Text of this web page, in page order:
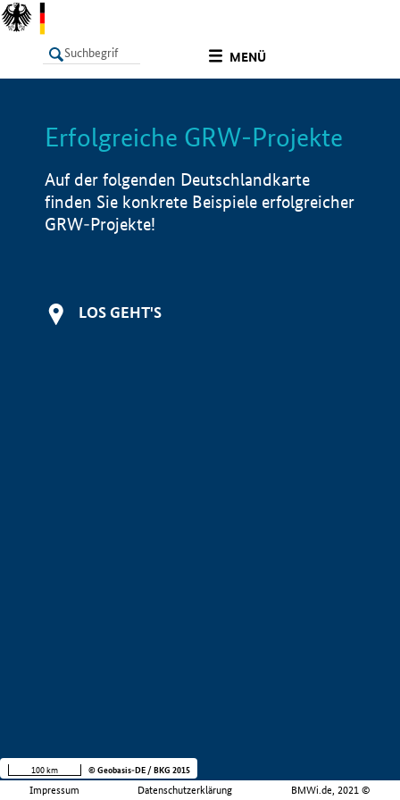
MENÜ
LISTE Info
Erfolgreiche GRW-Projekte
Auf der folgenden Deutschlandkarte
finden Sie konkrete Beispiele erfolgreicher
GRW-Projekte!
LOS GEHT'S
Impressum Datenschutzerklärung BMWi.de, 2021 ©
100 km © Geobasis-DE / BKG 2015